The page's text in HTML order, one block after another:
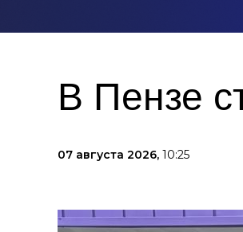
В Пензе
07 августа 2026, 10:25